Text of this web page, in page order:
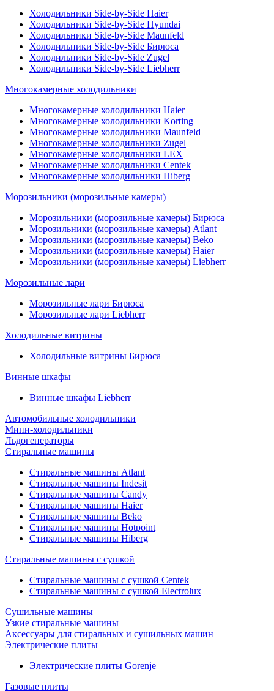
Холодильники Side-by-Side Haier
Холодильники Side-by-Side Hyundai
Холодильники Side-by-Side Maunfeld
Холодильники Side-by-Side Бирюса
Холодильники Side-by-Side Zugel
Холодильники Side-by-Side Liebherr
Многокамерные холодильники
Многокамерные холодильники Haier
Многокамерные холодильники Korting
Многокамерные холодильники Maunfeld
Многокамерные холодильники Zugel
Многокамерные холодильники LEX
Многокамерные холодильники Centek
Многокамерные холодильники Hiberg
Морозильники (морозильные камеры)
Морозильники (морозильные камеры) Бирюса
Морозильники (морозильные камеры) Atlant
Морозильники (морозильные камеры) Beko
Морозильники (морозильные камеры) Haier
Морозильники (морозильные камеры) Liebherr
Морозильные лари
Морозильные лари Бирюса
Морозильные лари Liebherr
Холодильные витрины
Холодильные витрины Бирюса
Винные шкафы
Винные шкафы Liebherr
Автомобильные холодильники
Мини-холодильники
Льдогенераторы
Стиральные машины
Стиральные машины Atlant
Стиральные машины Indesit
Стиральные машины Candy
Стиральные машины Haier
Стиральные машины Beko
Стиральные машины Hotpoint
Стиральные машины Hiberg
Стиральные машины с сушкой
Стиральные машины с сушкой Centek
Стиральные машины с сушкой Electrolux
Сушильные машины
Узкие стиральные машины
Аксессуары для стиральных и сушильных машин
Электрические плиты
Электрические плиты Gorenje
Газовые плиты